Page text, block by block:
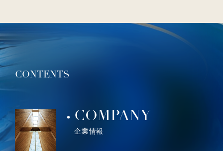
CONTENTS
COMPANY
企業情報